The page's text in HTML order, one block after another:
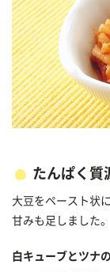
たんぱく質
大豆をペースト状
甘みも足しました。
白キューブとツナ